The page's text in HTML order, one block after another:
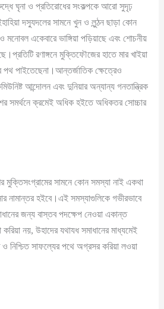
ঘৃনা ও প্রতিরোধের সংকল্পকে আরো সুদৃঢ়
দস্যুদলের সামনে খুন ও লুন্ঠন ছাড়া কোন
মনোবল একেবারে ভাঙ্গিয়া পড়িয়াছে এবং শোচনীয়
রণাঙ্গনে মুক্তিফৌজের হাতে মার খাইয়া
পথ পাইতেছেনা।আন্তর্জাতিক ক্ষেত্রেও
আন্দোলন এবং দুনিয়ার অন্যান্য গনতান্ত্রিক
সমর্থনে ক্রমেই অধিক হইতে অধিকতর সোচ্চার
মুক্তিসংগ্রামের সামনে কোন সমস্যা নাই একথা
নামান্তর হইবে।এই সমস্যাগুলিকে গভীরভাবে
জন্য বাস্তব পদক্ষেপ নেওয়া একান্ত
নয়, উহাদের যথাযধ সমাধানের মাধ্যমেই
নিশ্চিত সাফল্যের পথে অগ্রসর করিয়া লওয়া